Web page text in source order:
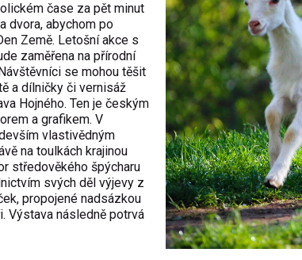
čase za pět minut
dvora, abychom po
Země. Letošní akce s
zaměřena na přírodní
se mohou těšit
a dílničky či vernisáž
Hojného. Ten je českým
a grafikem. V
vlastivědným
na toulkách krajinou
středověkého špýcharu
svých děl výjevy z
propojené nadsázkou
Výstava následně potrvá